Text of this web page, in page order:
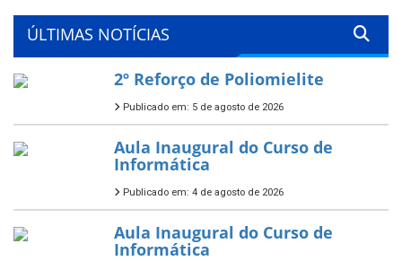
ÚLTIMAS NOTÍCIAS
2º Reforço de Poliomielite
Publicado em: 5 de agosto de 2026
Aula Inaugural do Curso de
Informática
Publicado em: 4 de agosto de 2026
Aula Inaugural do Curso de
Informática